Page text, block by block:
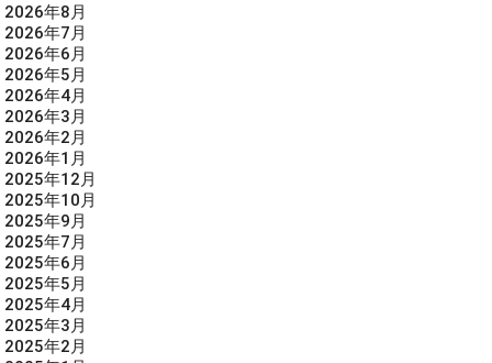
2026年8月
2026年7月
2026年6月
2026年5月
2026年4月
2026年3月
2026年2月
2026年1月
2025年12月
2025年10月
2025年9月
2025年7月
2025年6月
2025年5月
2025年4月
2025年3月
2025年2月